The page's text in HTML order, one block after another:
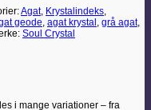
Agat, Krystalindeks,
geode, agat krystal , grå agat,
Soul Crystal
i mange variationer – fra